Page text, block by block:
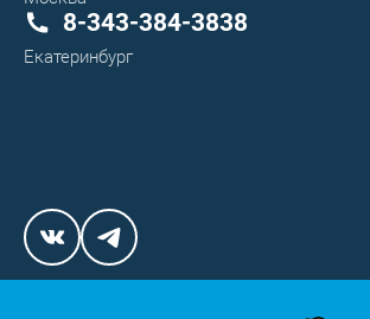
8-343-384-3838
Екатеринбург